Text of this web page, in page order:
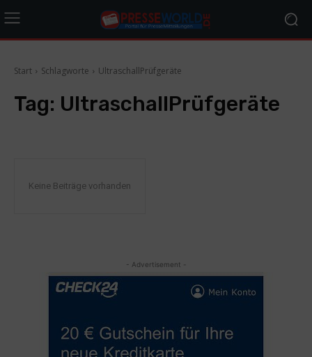
Start Schlagworte UltraschallPrüfgeräte
Tag: UltraschallPrüfgeräte
Keine Beiträge vorhanden
- Advertisement -